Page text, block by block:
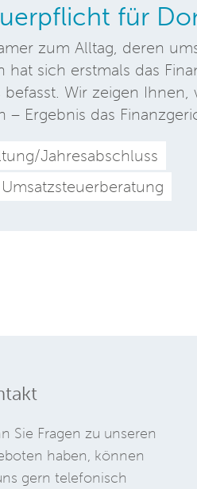
für
zum Alltag, deren
sich erstmals das
Wir zeigen
Ergebnis das
Jahresabschluss
Umsatzsteuerberatung
Sie Fragen zu unseren
haben, können
gern telefonisch